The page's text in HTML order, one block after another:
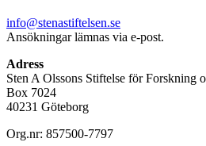
info@stenastiftelsen.se
Ansökningar lämnas via e-post.
Adress
Sten A Olssons Stiftelse för Forskning
Box 7024
40231 Göteborg
Org.nr: 857500-7797